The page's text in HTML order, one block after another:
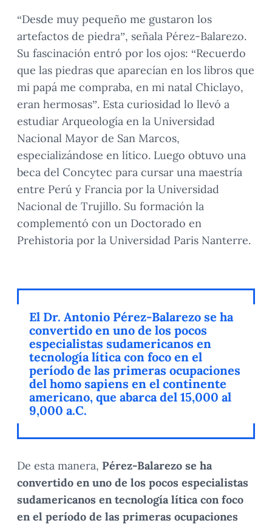
“Desde muy pequeño me gustaron los
artefactos de piedra”, señala Pérez-Balarezo.
Su fascinación entró por los ojos: “Recuerdo
que las piedras que aparecían en los libros que
mi papá me compraba, en mi natal Chiclayo,
eran hermosas”. Esta curiosidad lo llevó a
estudiar Arqueología en la Universidad
Nacional Mayor de San Marcos,
especializándose en lítico. Luego obtuvo una
beca del Concytec para cursar una maestría
entre Perú y Francia por la Universidad
Nacional de Trujillo. Su formación la
complementó con un Doctorado en
Prehistoria por la Universidad Paris Nanterre.
El Dr. Antonio Pérez-Balarezo se ha
convertido en uno de los pocos
especialistas sudamericanos en
tecnología lítica con foco en el
período de las primeras ocupaciones
del homo sapiens en el continente
americano, que abarca del 15,000 al
9,000 a.C.
De esta manera, Pérez-Balarezo se ha
convertido en uno de los pocos especialistas
sudamericanos en tecnología lítica con foco
en el período de las primeras ocupaciones